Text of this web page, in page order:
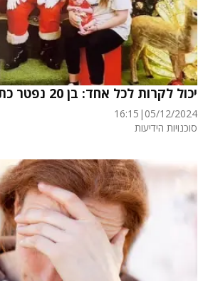
יכול לקרות לכל אחד: בן 20 נפטר כתוצאה משריטה
05/12/2024
|
16:15
סוכנויות הידיעות